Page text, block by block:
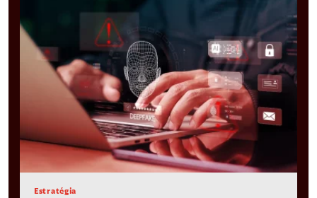
Estratégia